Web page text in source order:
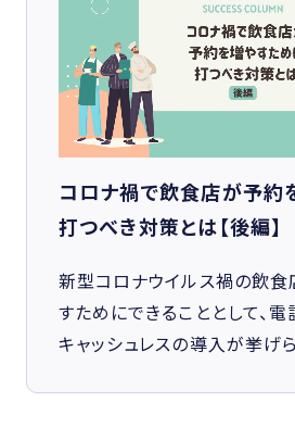
コロナ禍で飲食店が予約
打つべき対策とは【後編】
新型コロナウイルス禍の飲
すためにできることとして、
キャッシュレスの導入が挙げ